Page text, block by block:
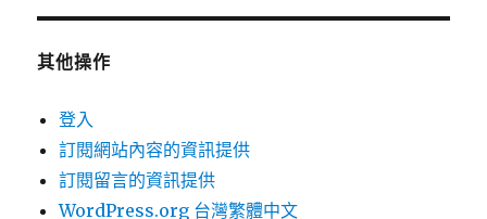
其他操作
登入
訂閱網站內容的資訊提供
訂閱留言的資訊提供
WordPress.org 台灣繁體中文